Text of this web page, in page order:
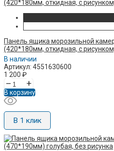
Панель ящика морозильной
(420*180мм, откидная, с
В наличии
Артикул: 4551630600
1 200 ₽
– +
В корзину
В 1 клик